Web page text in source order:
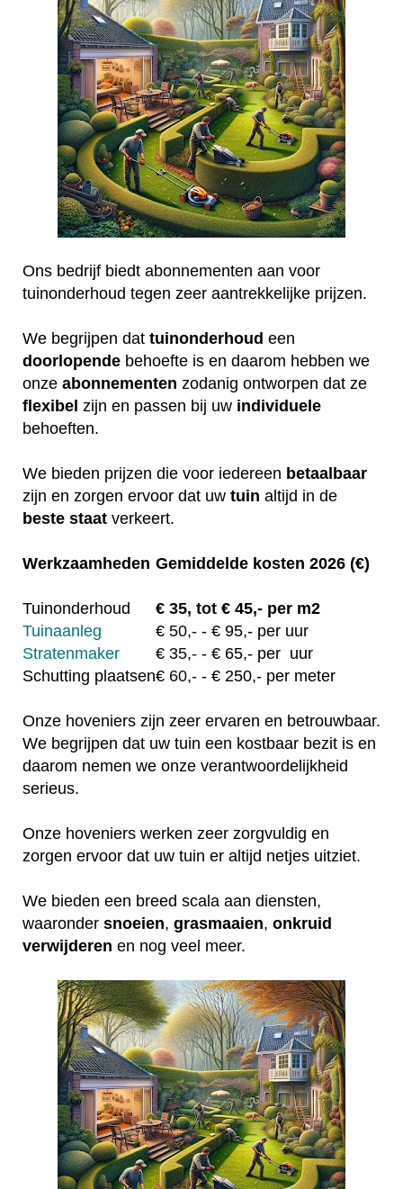
Ons bedrijf biedt abonnementen aan voor
tuinonderhoud tegen zeer aantrekkelijke prijzen.
We begrijpen dat tuinonderhoud een
doorlopende behoefte is en daarom hebben we
onze abonnementen zodanig ontworpen dat ze
flexibel zijn en passen bij uw individuele
behoeften.
We bieden prijzen die voor iedereen betaalbaar
zijn en zorgen ervoor dat uw tuin altijd in de
beste staat verkeert.
Werkzaamheden Gemiddelde kosten 2026 (€)
Tuinonderhoud € 35, tot € 45,- per m2
Tuinaanleg
€ 50,- - € 95,- per uur
Stratenmaker
€ 35,- - € 65,- per uur
Schutting plaatsen€ 60,- - € 250,- per meter
Onze hoveniers zijn zeer ervaren en betrouwbaar.
We begrijpen dat uw tuin een kostbaar bezit is en
daarom nemen we onze verantwoordelijkheid
serieus.
Onze hoveniers werken zeer zorgvuldig en
zorgen ervoor dat uw tuin er altijd netjes uitziet.
We bieden een breed scala aan diensten,
waaronder snoeien, grasmaaien, onkruid
verwijderen en nog veel meer.